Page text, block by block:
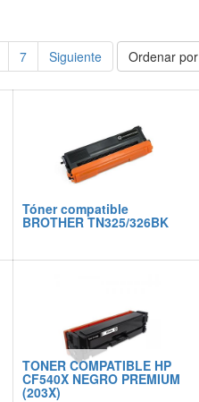
7 Siguiente Ordenar por
Tóner compatible
BROTHER TN325/326BK
TONER COMPATIBLE HP
CF540X NEGRO PREMIUM
(203X)